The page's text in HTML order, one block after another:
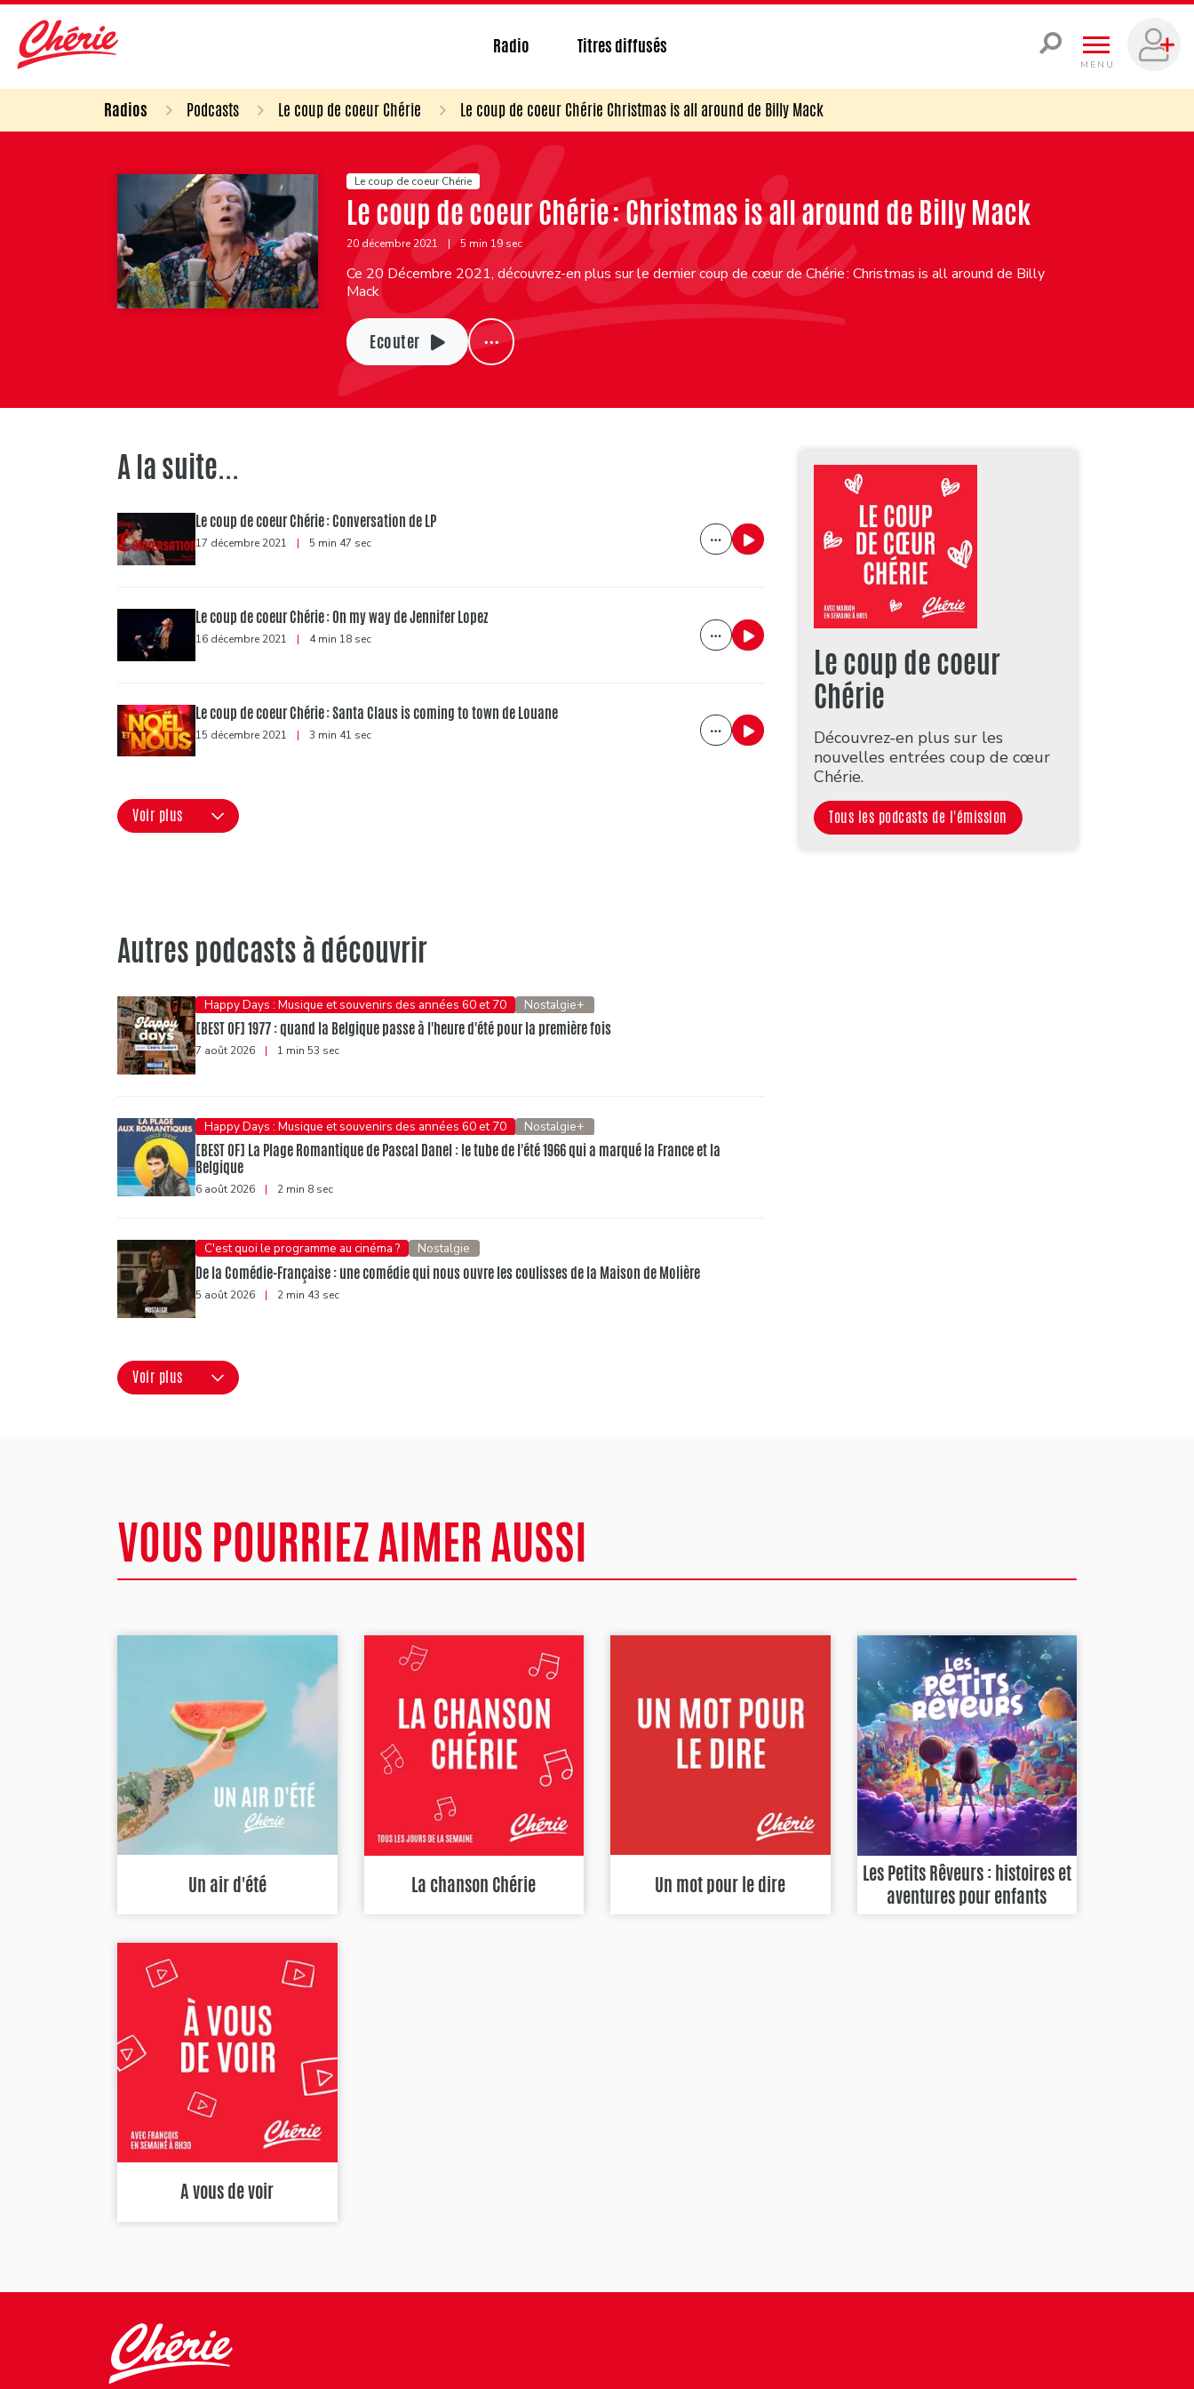
Radio Titres diffusés
MENU
Radios Podcasts Le coup de coeur Chérie Le coup de coeur Chérie Christmas is all around de Billy Mack
Le coup de coeur Chérie
Le coup de coeur Chérie : Christmas is all around de Billy Mack
20 décembre 2021 | 5 min 19 sec
Ce 20 Décembre 2021, découvrez-en plus sur le dernier coup de cœur de Chérie : Christmas is all around de Billy
Mack
Ecouter
A la suite...
Le coup de coeur Chérie : Conversation de LP
17 décembre 2021 | 5 min 47 sec
Le coup de coeur Chérie : On my way de Jennifer Lopez
16 décembre 2021 | 4 min 18 sec
Le coup de coeur Chérie : Santa Claus is coming to town de Louane
15 décembre 2021 | 3 min 41 sec
Voir plus
Le coup de coeur
Chérie
Découvrez-en plus sur les
nouvelles entrées coup de cœur
Chérie.
Tous les podcasts de l'émission
Autres podcasts à découvrir
Happy Days : Musique et souvenirs des années 60 et 70 Nostalgie+
[BEST OF] 1977 : quand la Belgique passe à l'heure d'été pour la première fois
7 août 2026 | 1 min 53 sec
Happy Days : Musique et souvenirs des années 60 et 70 Nostalgie+
[BEST OF] La Plage Romantique de Pascal Danel : le tube de l'été 1966 qui a marqué la France et la
Belgique
6 août 2026 | 2 min 8 sec
C'est quoi le programme au cinéma ? Nostalgie
De la Comédie-Française : une comédie qui nous ouvre les coulisses de la Maison de Molière
5 août 2026 | 2 min 43 sec
Voir plus
VOUS POURRIEZ AIMER AUSSI
Un air d'été La chanson Chérie Un mot pour le dire
Les Petits Rêveurs : histoires et
aventures pour enfants
A vous de voir